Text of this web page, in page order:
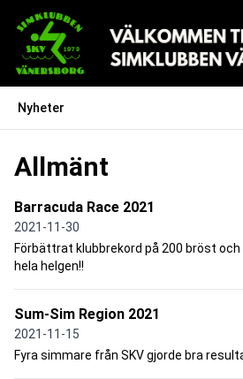
Nyheter
Allmänt
Barracuda Race 2021
2021-11-30
Förbättrat klubbrekord på 200 bröst
hela helgen!!
Sum-Sim Region 2021
2021-11-15
Fyra simmare från SKV gjorde bra